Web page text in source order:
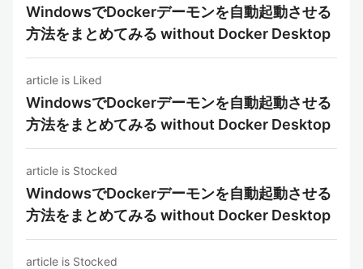
WindowsでDockerデーモンを自動起動させる
方法をまとめてみる without Docker Desktop
article is Liked
WindowsでDockerデーモンを自動起動させる
方法をまとめてみる without Docker Desktop
article is Stocked
WindowsでDockerデーモンを自動起動させる
方法をまとめてみる without Docker Desktop
article is Stocked